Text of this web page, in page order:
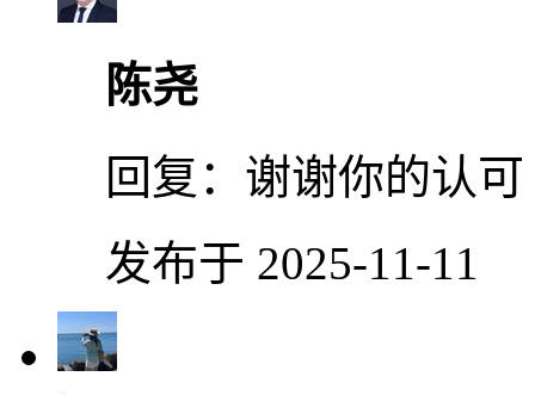
陈尧
回复： 谢谢你的认可
发布于 2025-11-11